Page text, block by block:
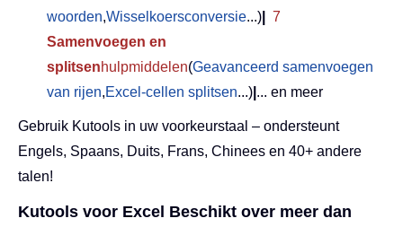
woorden,Wisselkoersconversie...)
7
Samenvoegen en
splitsenhulpmiddelen(Geavanceerd samenvoegen
van rijen,Excel-cellen splitsen...) ... en meer
Gebruik Kutools in uw voorkeurstaal – ondersteunt
Engels, Spaans, Duits, Frans, Chinees en 40+ andere
talen!
Kutools voor Excel Beschikt over meer dan